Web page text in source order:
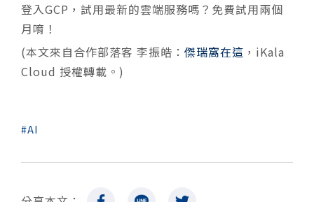
登入GCP，試用最新的雲端服務嗎？免費試用兩個
月唷！
(本文來自合作部落客 李振皓： 傑瑞窩在這 ，iKala
Cloud 授權轉載。)
AI